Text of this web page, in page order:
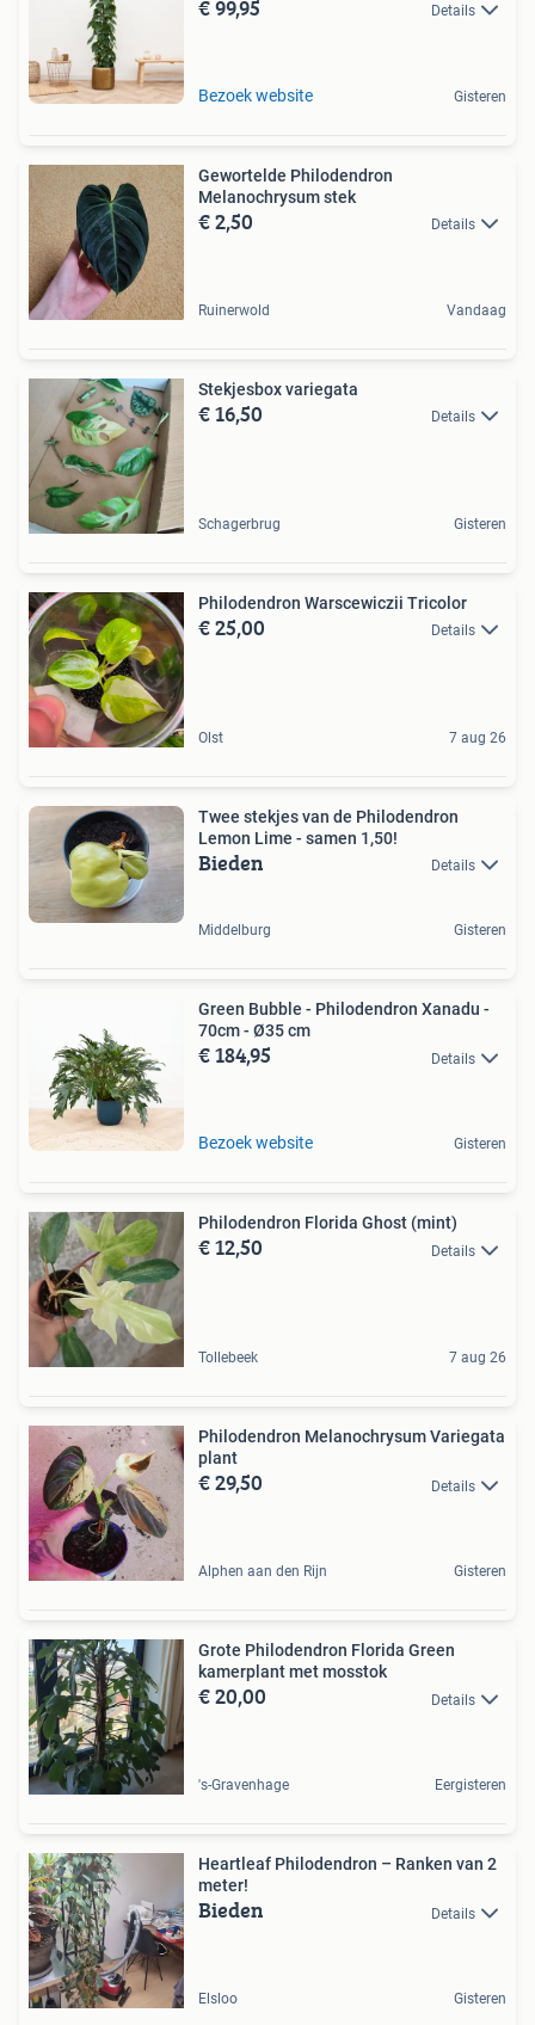
€ 99,95 Details
Bezoek website Gisteren
Gewortelde Philodendron
Melanochrysum stek
€ 2,50 Details
Ruinerwold Vandaag
Stekjesbox variegata
€ 16,50 Details
Schagerbrug Gisteren
Philodendron Warscewiczii Tricolor
€ 25,00 Details
Olst 7 aug 26
Twee stekjes van de Philodendron
Lemon Lime - samen 1,50!
Bieden Details
Middelburg Gisteren
Green Bubble - Philodendron Xanadu -
70cm - Ø35 cm
€ 184,95 Details
Bezoek website Gisteren
Philodendron Florida Ghost (mint)
€ 12,50 Details
Tollebeek 7 aug 26
Philodendron Melanochrysum Variegata
plant
€ 29,50 Details
Alphen aan den Rijn Gisteren
Grote Philodendron Florida Green
kamerplant met mosstok
€ 20,00 Details
's-Gravenhage Eergisteren
Heartleaf Philodendron – Ranken van 2
meter!
Bieden Details
Elsloo Gisteren